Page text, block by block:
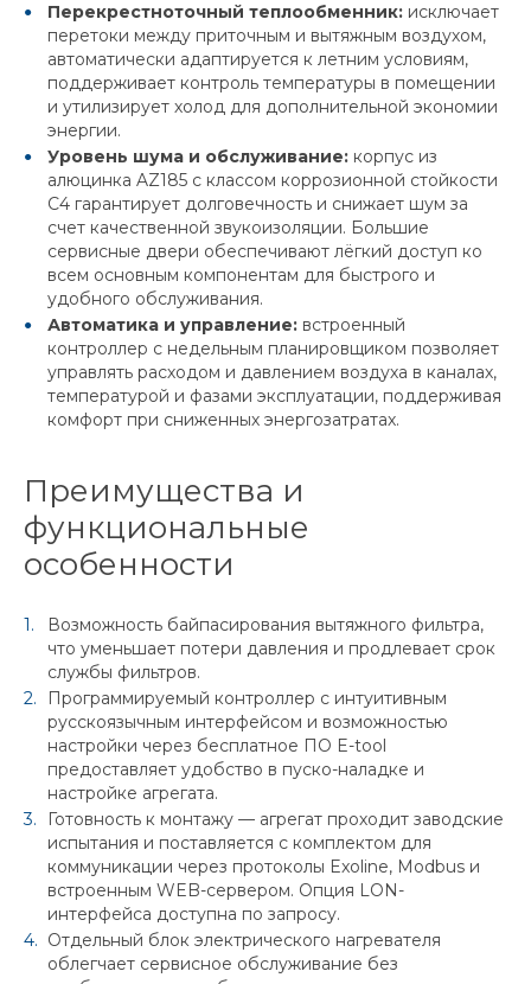
Перекрестноточный теплообменник: исключает
перетоки между приточным и вытяжным воздухом,
автоматически адаптируется к летним условиям,
поддерживает контроль температуры в помещении
и утилизирует холод для дополнительной экономии
энергии.
Уровень шума и обслуживание: корпус из
алюцинка AZ185 с классом коррозионной стойкости
C4 гарантирует долговечность и снижает шум за
счет качественной звукоизоляции. Большие
сервисные двери обеспечивают лёгкий доступ ко
всем основным компонентам для быстрого и
удобного обслуживания.
Автоматика и управление: встроенный
контроллер с недельным планировщиком позволяет
управлять расходом и давлением воздуха в каналах,
температурой и фазами эксплуатации, поддерживая
комфорт при сниженных энергозатратах.
Преимущества и
функциональные
особенности
Возможность байпасирования вытяжного фильтра,
что уменьшает потери давления и продлевает срок
службы фильтров.
Программируемый контроллер с интуитивным
русскоязычным интерфейсом и возможностью
настройки через бесплатное ПО E-tool
предоставляет удобство в пуско-наладке и
настройке агрегата.
Готовность к монтажу — агрегат проходит заводские
испытания и поставляется с комплектом для
коммуникации через протоколы Exoline, Modbus и
встроенным WEB-сервером. Опция LON-
интерфейса доступна по запросу.
Отдельный блок электрического нагревателя
облегчает сервисное обслуживание без